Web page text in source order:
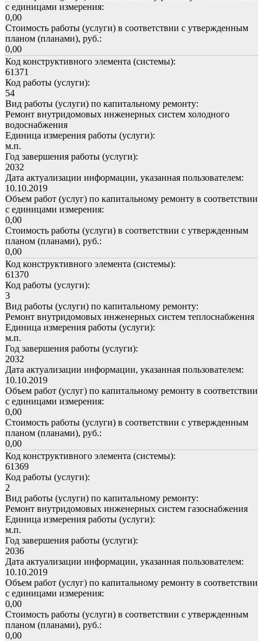
с единицами измерения:
0,00
Стоимость работы (услуги) в соответствии с утвержденным
планом (планами), руб.:
0,00
Код конструктивного элемента (системы):
61371
Код работы (услуги):
54
Вид работы (услуги) по капитальному ремонту:
Ремонт внутридомовых инженерных систем холодного
водоснабжения
Единица измерения работы (услуги):
м.п.
Год завершения работы (услуги):
2032
Дата актуализации информации, указанная пользователем:
10.10.2019
Объем работ (услуг) по капитальному ремонту в соответствии
с единицами измерения:
0,00
Стоимость работы (услуги) в соответствии с утвержденным
планом (планами), руб.:
0,00
Код конструктивного элемента (системы):
61370
Код работы (услуги):
3
Вид работы (услуги) по капитальному ремонту:
Ремонт внутридомовых инженерных систем теплоснабжения
Единица измерения работы (услуги):
м.п.
Год завершения работы (услуги):
2032
Дата актуализации информации, указанная пользователем:
10.10.2019
Объем работ (услуг) по капитальному ремонту в соответствии
с единицами измерения:
0,00
Стоимость работы (услуги) в соответствии с утвержденным
планом (планами), руб.:
0,00
Код конструктивного элемента (системы):
61369
Код работы (услуги):
2
Вид работы (услуги) по капитальному ремонту:
Ремонт внутридомовых инженерных систем газоснабжения
Единица измерения работы (услуги):
м.п.
Год завершения работы (услуги):
2036
Дата актуализации информации, указанная пользователем:
10.10.2019
Объем работ (услуг) по капитальному ремонту в соответствии
с единицами измерения:
0,00
Стоимость работы (услуги) в соответствии с утвержденным
планом (планами), руб.:
0,00